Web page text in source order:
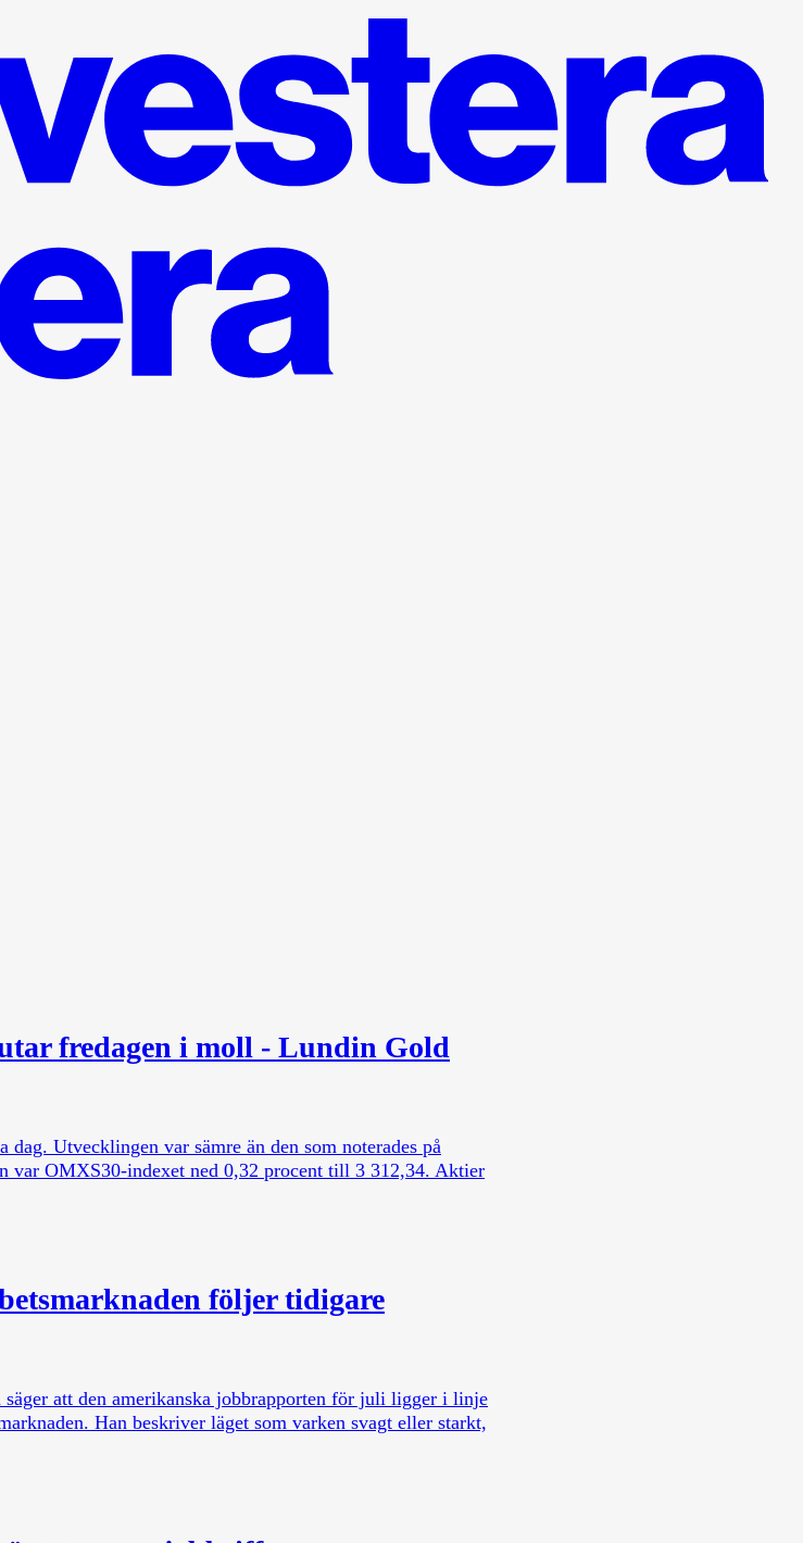
fredagen i moll - Lundin Gold
dag. Utvecklingen var sämre än den som noterades på
var OMXS30-indexet ned 0,32 procent till 3 312,34. Aktier
följer tidigare
att den amerikanska jobbrapporten för juli ligger i linje
Han beskriver läget som varken svagt eller starkt,